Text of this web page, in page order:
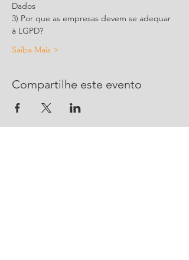
Dados
3) Por que as empresas devem se adequar
à LGPD?
Saiba Mais >
Compartilhe este evento